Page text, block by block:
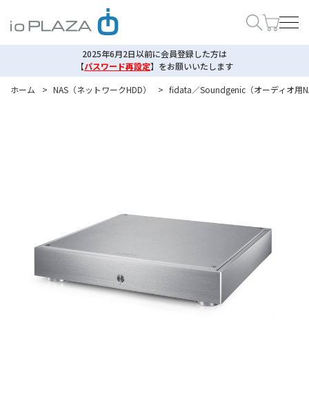
2025年6月2日以前に会員登録した方は
【パスワード再設定】 をお願いいたします
ホーム
> NAS（ネットワークHDD） > fidata／Soundgenic（オーディオ用